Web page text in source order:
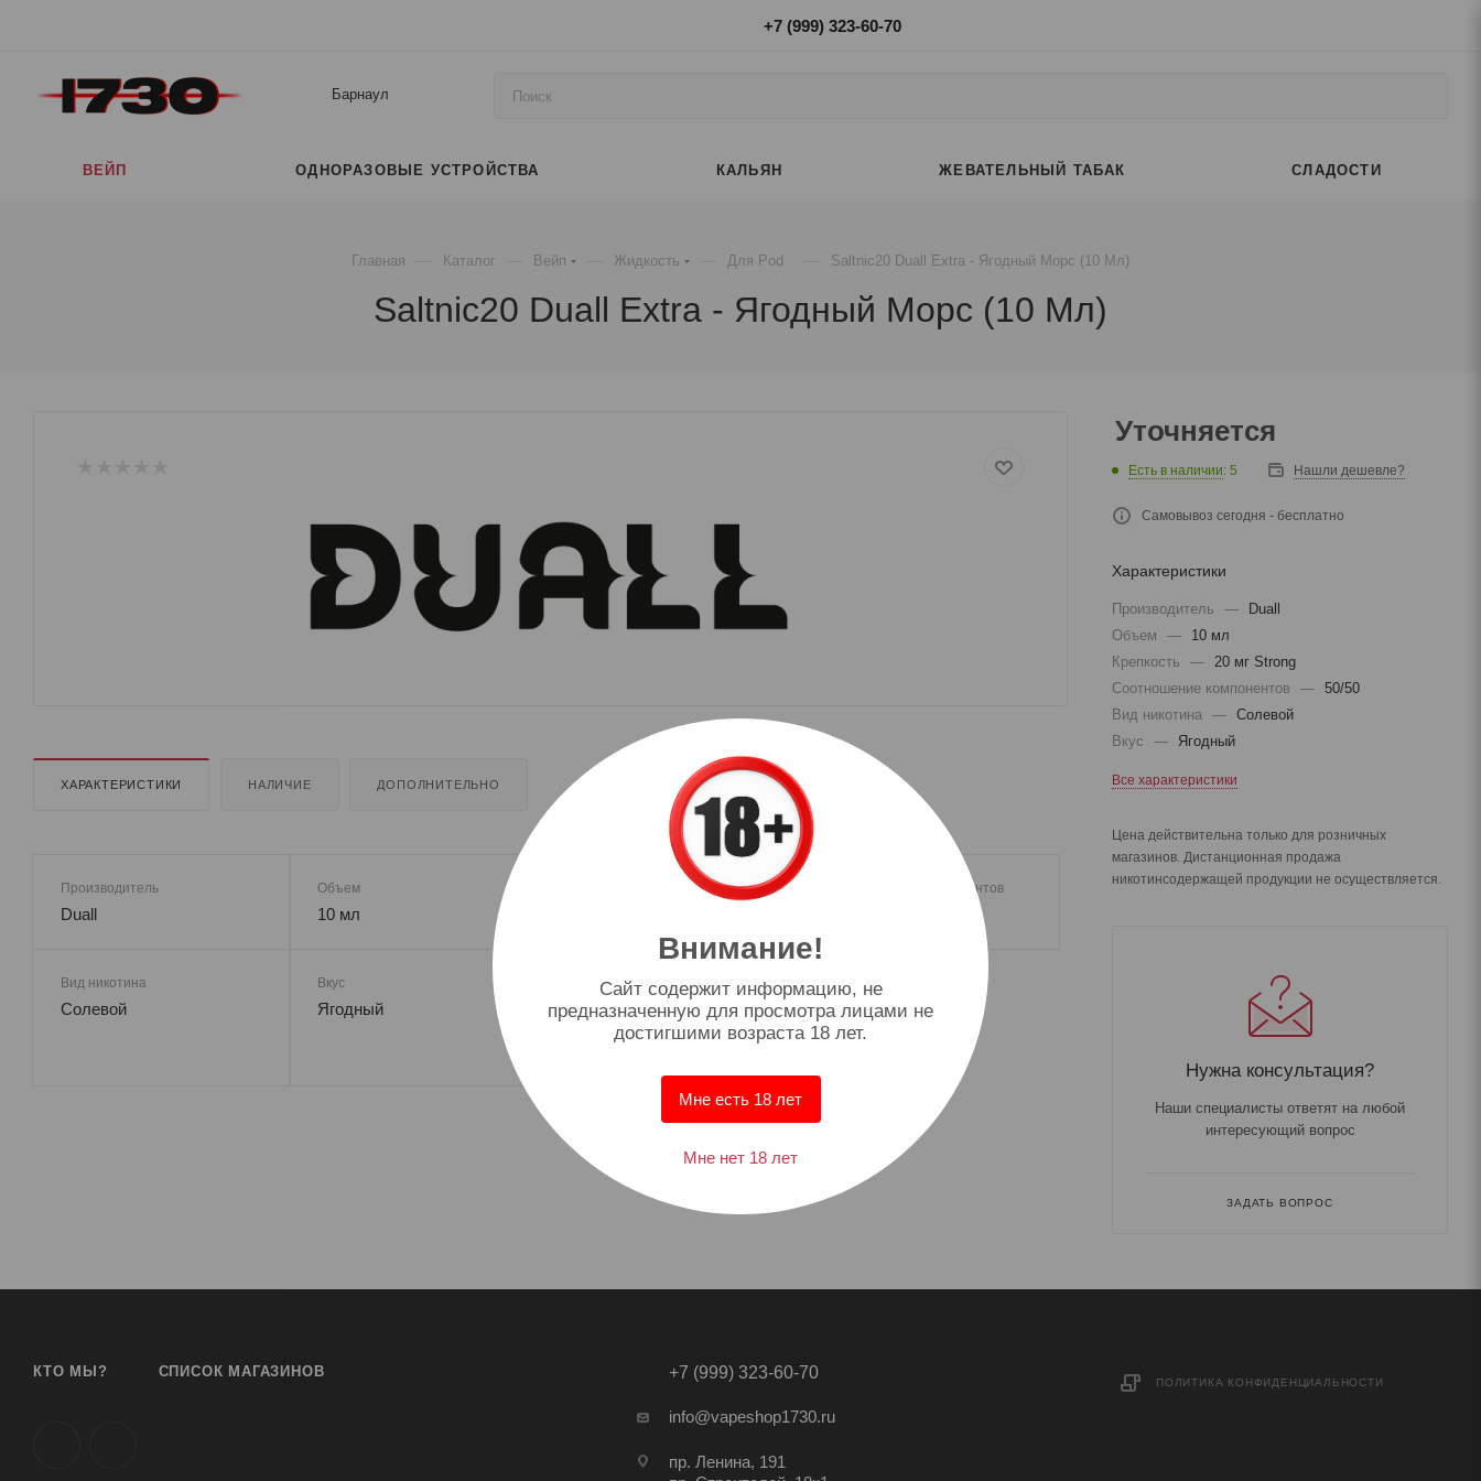
+7 (999) 323-60-70
Барнаул
ВЕЙП ОДНОРАЗОВЫЕ УСТРОЙСТВА КАЛЬЯН ЖЕВАТЕЛЬНЫЙ ТАБАК СЛАДОСТИ
Главная Каталог Вейп Жидкость Для Pod Saltnic20 Duall Extra - Ягодный Морс (10 Мл)
Saltnic20 Duall Extra - Ягодный Морс (10 Мл)
ХАРАКТЕРИСТИКИ НАЛИЧИЕ ДОПОЛНИТЕЛЬНО
Производитель
Duall
Объем
10 мл
Соотношение компонентов
Вид никотина
Солевой
Вкус
Ягодный
Описание вкуса
Уютный домашний морс с
самыми любимыми
Уточняется
Есть в наличии: 5 Нашли дешевле?
Самовывоз сегодня - бесплатно
Характеристики
Производитель —
Duall
Объем
—
10 мл
Крепкость
— 20 мг Strong
Соотношение компонентов
— 50/50
Вид никотина — Солевой
Вкус
— Ягодный
Все характеристики
Цена действительна только для розничных
магазинов. Дистанционная продажа
никотинсодержащей продукции не осуществляется.
Нужна консультация?
Наши специалисты ответят на любой
интересующий вопрос
ЗАДАТЬ ВОПРОС
КТО МЫ? СПИСОК МАГАЗИНОВ +7 (999) 323-60-70
info@vapeshop1730.ru
пр. Ленина, 191
ПОЛИТИКА КОНФИДЕНЦИАЛЬНОСТИ
Внимание!
Cайт содержит информацию, не
предназначенную для просмотра лицами не
достигшими возраста 18 лет.
Мне есть 18 лет
Мне нет 18 лет